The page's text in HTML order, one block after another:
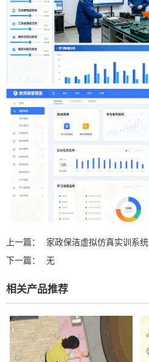
上一篇：
家政保洁虚拟仿真实训系统
下一篇：
无
相关产品推荐